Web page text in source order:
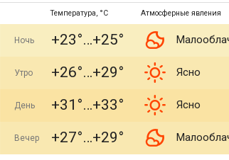
Температура, °C Атмосферные явления
Ночь +23° +25°
Утро +26° +29° Ясно
День +31° +33° Ясно
Вечер +27° +29°